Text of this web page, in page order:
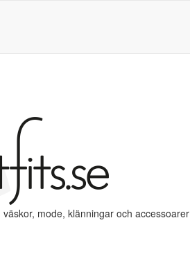
mode, klänningar och accessoarer